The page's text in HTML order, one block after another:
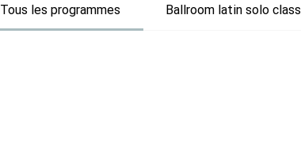
Tous les programmes Ballroom latin solo class